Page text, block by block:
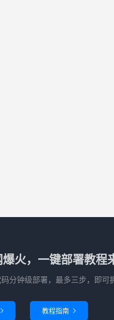
火，一键部署教程
钟级部署，最多三步，即可
 教程指南 